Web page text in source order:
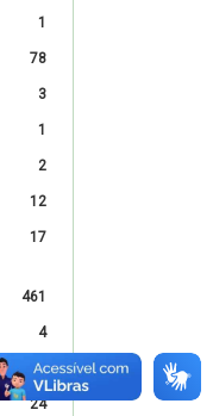
1
78
3
1
2
12
17
461
4
54
24